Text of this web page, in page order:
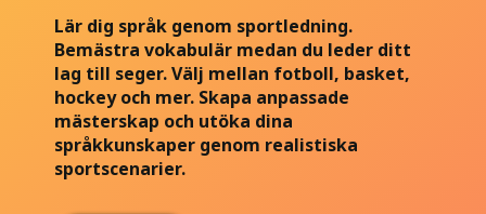
Lär dig språk genom sportledning.
Bemästra vokabulär medan du leder ditt
lag till seger. Välj mellan fotboll, basket,
hockey och mer. Skapa anpassade
mästerskap och utöka dina
språkkunskaper genom realistiska
sportscenarier.